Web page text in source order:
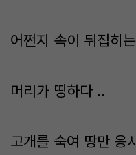
어쩐지 속이 뒤집히
머리가 띵하다 ..
고개를 숙여 땅만 응